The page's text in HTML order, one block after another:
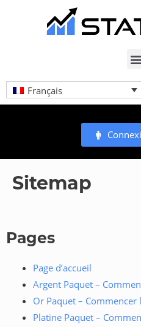
Français
Sitemap
Pages
Page d’accueil
Argent Paquet –
Or Paquet – Commencer
Platine Paquet –